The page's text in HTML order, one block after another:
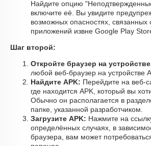
Найдите опцию
включите её. Вы увидите
возможных опасностях, связанных
приложений извне Google Play
Шаг второй:
Откройте браузер на
любой веб-браузер на устройстве
Найдите APK: Перейдите на веб-
где находится APK, который вы
Обычно он располагается в
папке, указанной разработчиком.
Загрузите APK: Нажмите на
определённых случаях, в
браузера, вам может